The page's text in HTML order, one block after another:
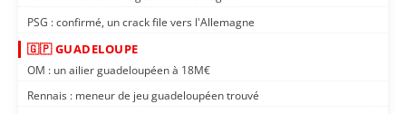
PSG : confirmé, un crack file vers l'Allemagne
🇬🇵 GUADELOUPE
OM : un ailier guadeloupéen à 18M€
Rennais : meneur de jeu guadeloupéen trouvé